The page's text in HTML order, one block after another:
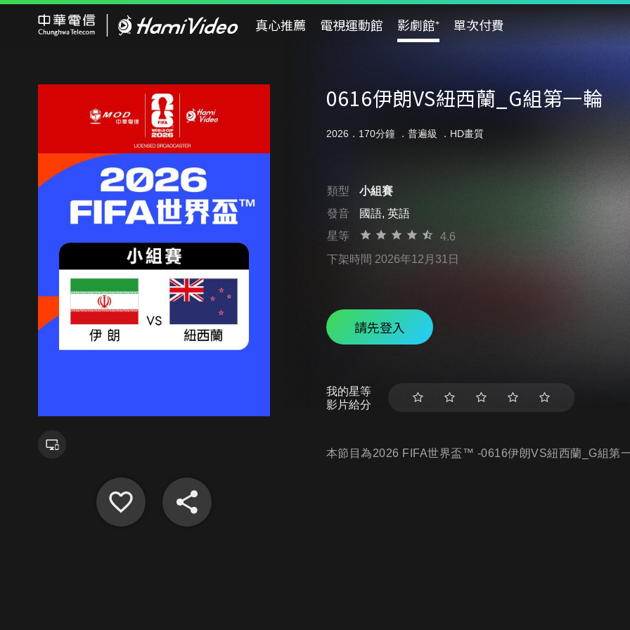
真心推薦 電視運動館 影劇館⁺ 單次付費
0616伊朗VS紐西蘭_G組第一輪
2026．170分鐘 ． 普遍級 ．HD畫質
類型
小組賽
發音
國語, 英語
星等
4.6
下架時間 2026年12月31日
請先登入
我的星等
影片給分
本節目為2026 FIFA世界盃™ -0616伊朗VS紐西蘭_G組第